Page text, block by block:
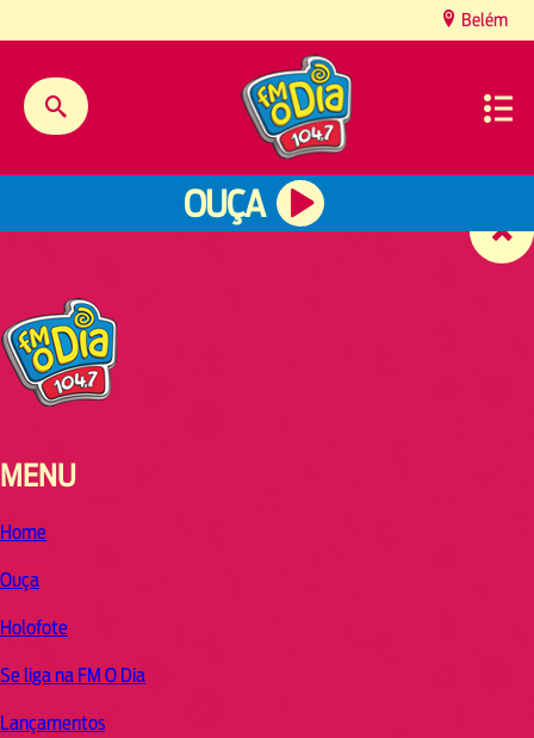
Belém
OUÇA
MENU
Home
Ouça
Holofote
Se liga na FM O Dia
Lançamentos